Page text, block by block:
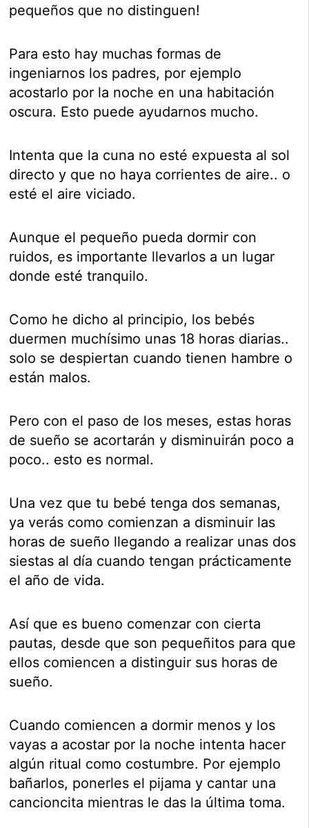
pequeños que no distinguen!
Para esto hay muchas formas de
ingeniarnos los padres, por ejemplo
acostarlo por la noche en una habitación
oscura. Esto puede ayudarnos mucho.
Intenta que la cuna no esté expuesta al sol
directo y que no haya corrientes de aire.. o
esté el aire viciado.
Aunque el pequeño pueda dormir con
ruidos, es importante llevarlos a un lugar
donde esté tranquilo.
Como he dicho al principio, los bebés
duermen muchísimo unas 18 horas diarias..
solo se despiertan cuando tienen hambre o
están malos.
Pero con el paso de los meses, estas horas
de sueño se acortarán y disminuirán poco a
poco.. esto es normal.
Una vez que tu bebé tenga dos semanas,
ya verás como comienzan a disminuir las
horas de sueño llegando a realizar unas dos
siestas al día cuando tengan prácticamente
el año de vida.
Así que es bueno comenzar con cierta
pautas, desde que son pequeñitos para que
ellos comiencen a distinguir sus horas de
sueño.
Cuando comiencen a dormir menos y los
vayas a acostar por la noche intenta hacer
algún ritual como costumbre. Por ejemplo
bañarlos, ponerles el pijama y cantar una
cancioncita mientras le das la última toma.